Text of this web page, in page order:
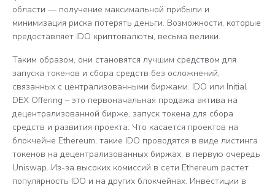
области — получение максимальной прибыли и
минимизация риска потерять деньги. Возможности, которые
предоставляет IDO криптовалюты, весьма велики.
Таким образом, они становятся лучшим средством для
запуска токенов и сбора средств без осложнений,
связанных с централизованными биржами. IDO или Initial
DEX Offering – это первоначальная продажа актива на
децентрализованной бирже, запуск токена для сбора
средств и развития проекта. Что касается проектов на
блокчейне Ethereum, такие IDO проводятся в виде листинга
токенов на децентрализованных биржах, в первую очередь
Uniswap. Из-за высоких комиссий в сети Ethereum растет
популярность IDO и на других блокчейнах. Инвестиции в